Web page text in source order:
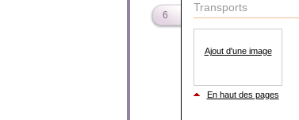
6
Transports
Ajout d'une image
En haut des pages